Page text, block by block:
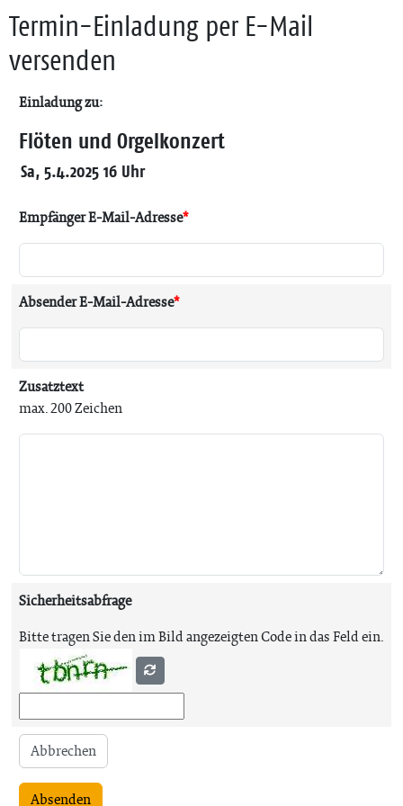
Termin-Einladung per E-Mail
versenden
Einladung zu:
Flöten und Orgelkonzert
Sa, 5.4.2025 16 Uhr
Empfänger E-Mail-Adresse*
Absender E-Mail-Adresse*
Zusatztext
max. 200 Zeichen
Sicherheitsabfrage
Bitte tragen Sie den im Bild angezeigten Code in das Feld ein.
Abbrechen
Absenden